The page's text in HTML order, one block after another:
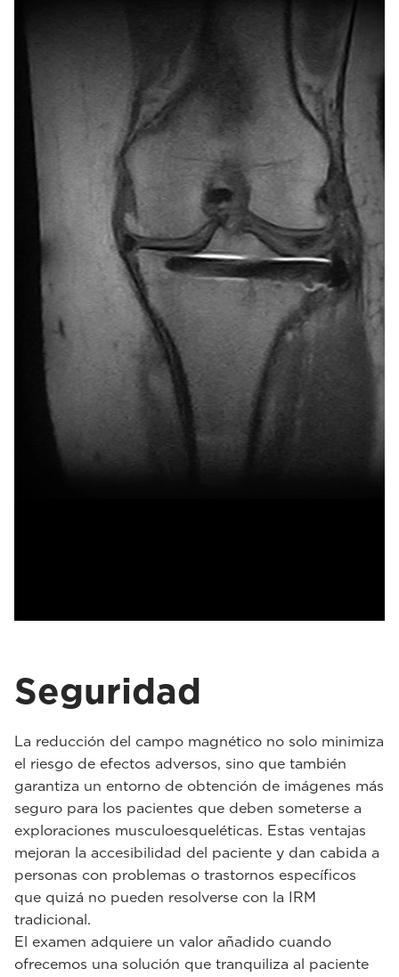
Seguridad
La reducción del campo magnético no solo minimiza
el riesgo de efectos adversos, sino que también
garantiza un entorno de obtención de imágenes más
seguro para los pacientes que deben someterse a
exploraciones musculoesqueléticas. Estas ventajas
mejoran la accesibilidad del paciente y dan cabida a
personas con problemas o trastornos específicos
que quizá no pueden resolverse con la IRM
tradicional.
El examen adquiere un valor añadido cuando
ofrecemos una solución que tranquiliza al paciente